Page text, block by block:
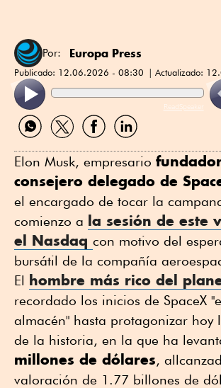
Por: Europa Press
Publicado: 12.06.2026 - 08:30 Actualizado:
ReadSpeaker
Compartir
por
Compartir
por
Compartir
por
Compartir
por
Elon Musk, empresario
consejero delegado de
el encargado de tocar la
comienzo a la sesión de este
el Nasdaq con motivo del
bursátil de la compañía
El hombre más rico del
recordado los inicios de SpaceX
almacén" hasta protagonizar hoy
de la historia, en la que ha
millones de dólares,
valoración de 1.77 billones de